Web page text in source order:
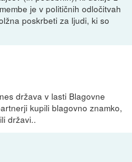
je v političnih odločitvah
poskrbeti za ljudi, ki so
država v lasti Blagovne
kupili blagovno znamko,
državi..